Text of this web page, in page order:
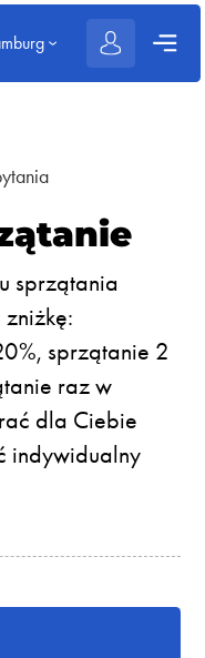
sprzątania
sprzątanie 2
raz w
dla Ciebie
indywidualny